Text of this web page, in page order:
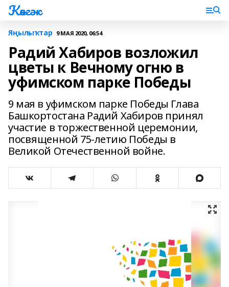
Көнгәк
Яңылыҡтар 9 МАЯ 2020, 06:54
Радий Хабиров возложил
цветы к Вечному огню в
уфимском парке Победы
9 мая в уфимском парке Победы Глава
Башкортостана Радий Хабиров принял
участие в торжественной церемонии,
посвященной 75-летию Победы в
Великой Отечественной войне.